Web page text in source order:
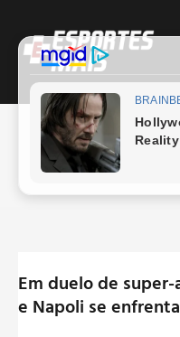
Em duelo de
e Napoli se